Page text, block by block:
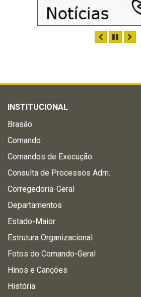
ANTERIOR
PAUSAR
INSTITUCIONAL
Brasão
Comando
Comandos de Execução
Consulta de Processos Adm.
Corregedoria-Geral
Departamentos
Estado-Maior
Estrutura Organizacional
Fotos do Comando-Geral
Hinos e Canções
História